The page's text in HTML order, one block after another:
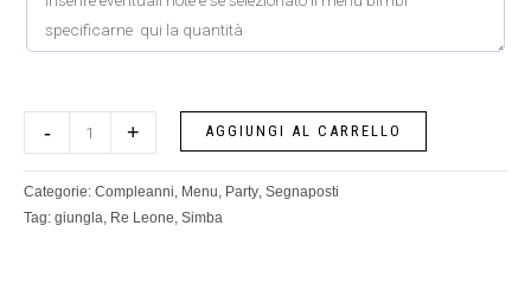
- + AGGIUNGI AL CARRELLO
Categorie: Compleanni, Menu, Party, Segnaposti
Tag: giungla, Re Leone, Simba